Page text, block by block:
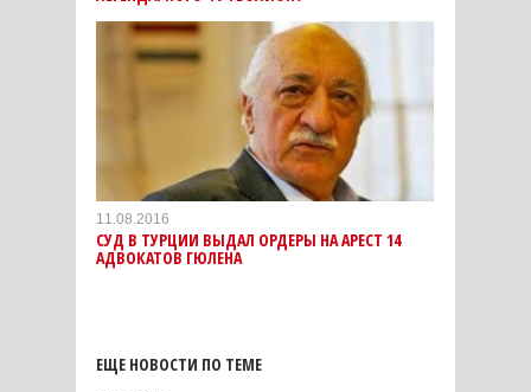
11.08.2016
СУД В ТУРЦИИ ВЫДАЛ ОРДЕРЫ НА АРЕСТ 14
АДВОКАТОВ ГЮЛЕНА
ЕЩЕ НОВОСТИ ПО ТЕМЕ